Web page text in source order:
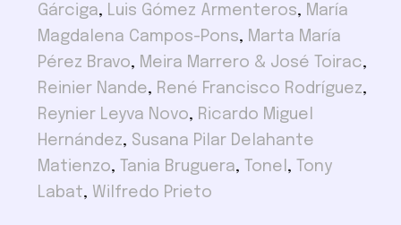
Gárciga, Luis Gómez Armenteros, María
Magdalena Campos-Pons, Marta María
Pérez Bravo, Meira Marrero & José Toirac,
Reinier Nande, René Francisco Rodríguez,
Reynier Leyva Novo, Ricardo Miguel
Hernández, Susana Pilar Delahante
Matienzo, Tania Bruguera, Tonel ,
Tony
Labat, Wilfredo Prieto